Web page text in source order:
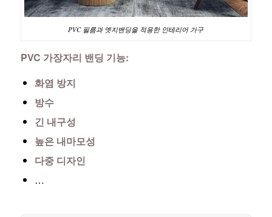
PVC 필름과 엣지밴딩을 적용한 인테리어 가구
PVC 가장자리 밴딩 기능:
화염 방지
방수
긴 내구성
높은 내마모성
다중 디자인
…